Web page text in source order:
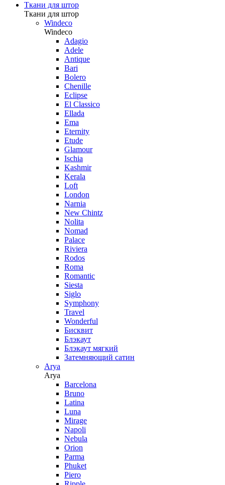
Ткани для штор
Ткани для штор
Windeco
Windeco
Adagio
Adele
Antique
Bari
Bolero
Chenille
Eclipse
El Classico
Ellada
Ema
Eternity
Etude
Glamour
Ischia
Kashmir
Kerala
Loft
London
Narnia
New Chintz
Nolita
Nomad
Palace
Riviera
Rodos
Roma
Romantic
Siesta
Siglo
Symphony
Travel
Wonderful
Бисквит
Блэкаут
Блэкаут мягкий
Затемняющий сатин
Arya
Arya
Barcelona
Bruno
Latina
Luna
Mirage
Napoli
Nebula
Orion
Parma
Phuket
Piero